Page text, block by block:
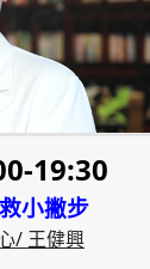
19:30
小撇步
/ 王健興